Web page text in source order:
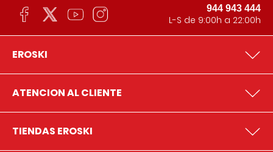
944 943 444
L-S de 9:00h a 22:00h
EROSKI
ATENCION AL CLIENTE
TIENDAS EROSKI